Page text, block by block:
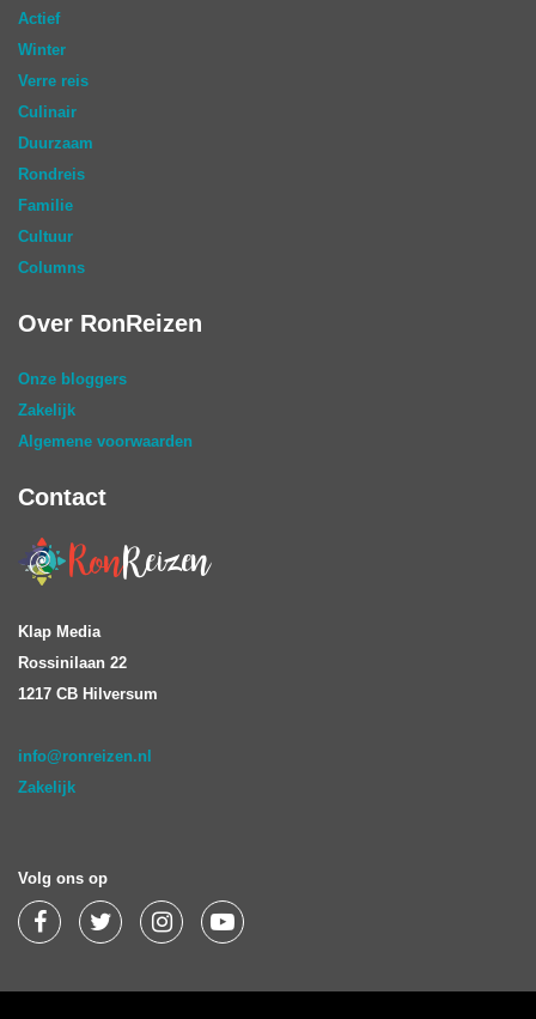
Actief
Winter
Verre reis
Culinair
Duurzaam
Rondreis
Familie
Cultuur
Columns
Over RonReizen
Onze bloggers
Zakelijk
Algemene voorwaarden
Contact
Klap Media
Rossinilaan 22
1217 CB Hilversum
info@ronreizen.nl
Zakelijk
Volg ons op